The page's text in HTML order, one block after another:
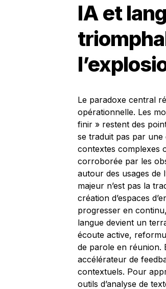
IA et
Le paradoxe central
opérationnelle. Les
finir » restent des
se traduit pas par
contextes complexes
corroborée par les
autour des usages de
majeur n’est pas la
création d’espaces
progresser en
langue devient un
écoute active,
de parole en réunion.
accélérateur de
contextuels. Pour
outils d’analyse de